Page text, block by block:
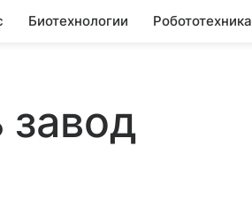
Биотехнологии Робототехника
завод